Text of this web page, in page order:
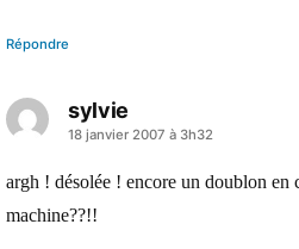
Répondre
sylvie
a
dit :
18 janvier 2007 à 3h32
argh ! désolée ! encore un doublon en
machine??!!